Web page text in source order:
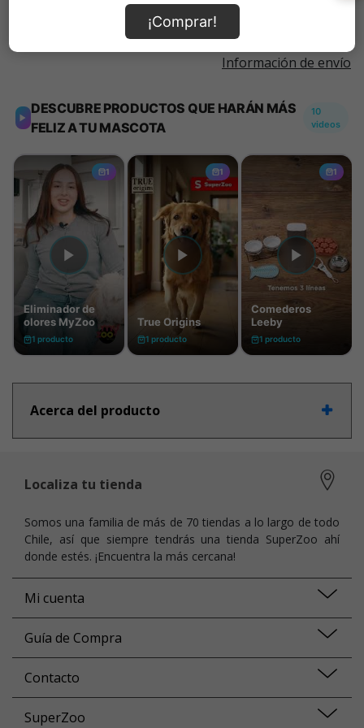
Información de envío
Acerca del producto
¡Comprar!
Localiza tu tienda
Somos una familia de más de 70 tiendas a lo largo de todo
Chile, así que siempre tendrás una tienda SuperZoo ahí
donde estés. ¡Encuentra la más cercana!
Mi cuenta
Guía de Compra
Contacto
SuperZoo